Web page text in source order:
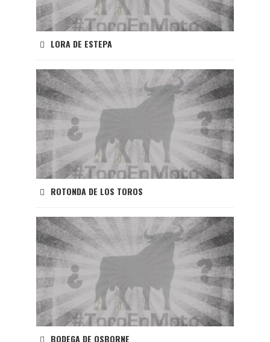
LORA DE ESTEPA
ROTONDA DE LOS TOROS
BODEGA DE OSBORNE